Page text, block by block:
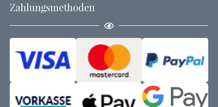
Zahlungsmethoden